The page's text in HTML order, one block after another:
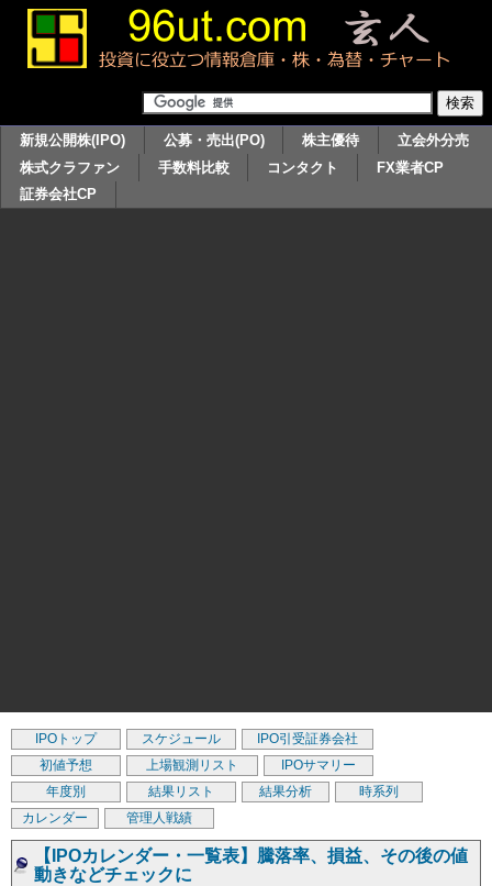
新規公開株(IPO) 公募・売出(PO) 株主優待
立会外分売
株式クラファン
手数料比較 コンタクト
FX業者CP
証券会社CP
IPOトップ スケジュール
IPO引受証券会社
初値予想
上場観測リスト
IPOサマリー
年度別
結果リスト 結果分析
時系列
カレンダー
管理人戦績
【IPOカレンダー・一覧表】騰落率、損益、その後の値
動きなどチェックに